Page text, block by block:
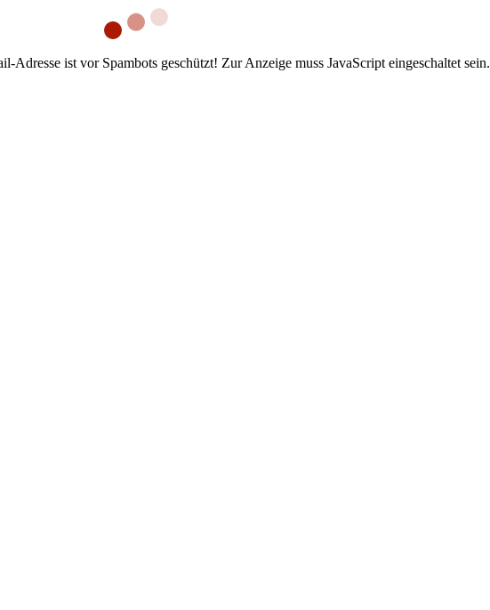
Adresse ist vor Spambots geschützt! Zur Anzeige muss JavaScript eingeschaltet sein.